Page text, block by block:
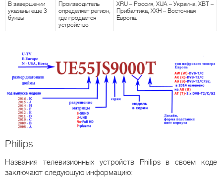
В завершении
указаны еще 3
буквы
Производитель
определяет регион,
где продается
устройство
XRU – Россия, XUA – Украина, XBT –
Прибалтика, XXH – Восточная
Европа.
Philips
Названия телевизионных устройств Philips в своем коде
заключают следующую информацию: